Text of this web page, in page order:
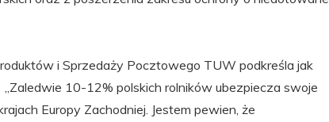
i Sprzedaży Pocztowego TUW podkreśla jak
10-12% polskich rolników ubezpiecza swoje
Europy Zachodniej. Jestem pewien, że